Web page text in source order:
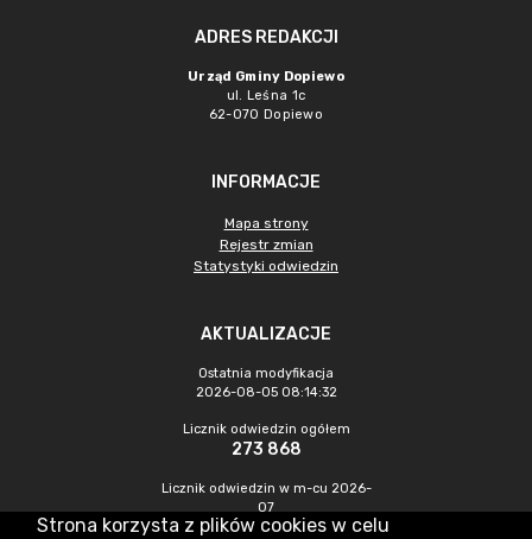
ADRES REDAKCJI
Urząd Gminy Dopiewo
ul. Leśna 1c
62-070 Dopiewo
INFORMACJE
Mapa strony
Rejestr zmian
Statystyki odwiedzin
AKTUALIZACJE
Ostatnia modyfikacja
2026-08-05 08:14:32
Licznik odwiedzin ogółem
273 868
Licznik odwiedzin w m-cu 2026-
07
657
Strona korzysta z plików cookies w celu